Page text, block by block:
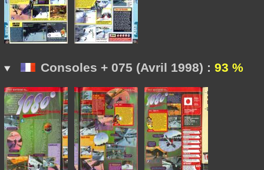
Consoles + 075 (Avril 1998) : 93 %